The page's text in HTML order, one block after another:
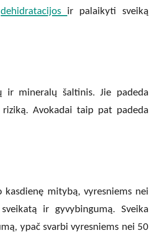
dehidratacijos ir palaikyti sveiką
ir mineralų šaltinis. Jie padeda
Avokadai taip pat padeda
mitybą, vyresniems nei
ir gyvybingumą. Sveika
ypač svarbi vyresniems nei 50